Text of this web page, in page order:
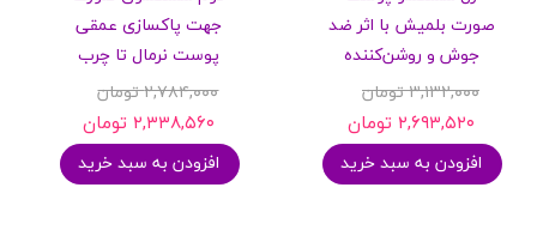
صورت بلمیش با اثر ضد
جوش و روشن‌کننده
۳,۱۳۲,۰۰۰ تومان
۲,۶۹۳,۵۲۰ تومان
افزودن به سبد خرید
جهت پاکسازی عمقی
پوست نرمال تا چرب
۲,۷۸۴,۰۰۰ تومان
۲,۳۳۸,۵۶۰ تومان
افزودن به سبد خرید